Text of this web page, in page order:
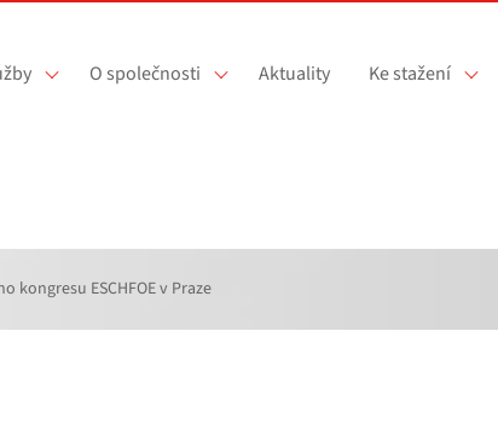
O společnosti Aktuality Ke stažení
kongresu ESCHFOE v Praze